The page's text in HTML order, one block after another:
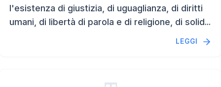
l'esistenza di giustizia, di uguaglianza, di diritti
umani, di libertà di parola e di religione, di solid...
LEGGI